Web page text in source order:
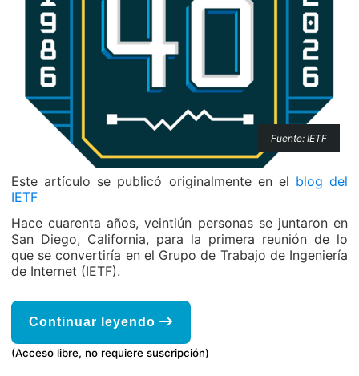
Fuente: IETF
Este artículo se publicó originalmente en el blog del
IETF
Hace cuarenta años, veintiún personas se juntaron en
San Diego, California, para la primera reunión de lo
que se convertiría en el Grupo de Trabajo de Ingeniería
de Internet (IETF).
Continuar leyendo
(Acceso libre, no requiere suscripción)